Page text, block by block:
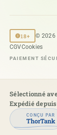
18+ © 2026
CGVCookies
PAIEMENT
Sélectionné
Expédié
CONÇU PAR
ThorTank